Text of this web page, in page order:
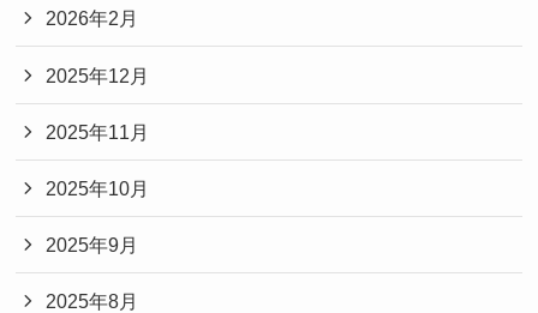
2026年2月
2025年12月
2025年11月
2025年10月
2025年9月
2025年8月